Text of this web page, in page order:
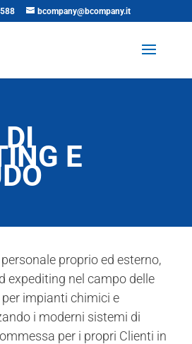
bcompany@bcompany.it
E
proprio ed esterno,
expediting nel campo delle
impianti chimici e
i moderni sistemi di
per i propri Clienti in